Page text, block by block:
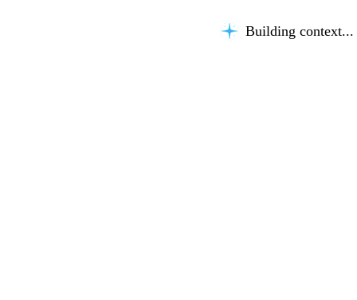
Building context...